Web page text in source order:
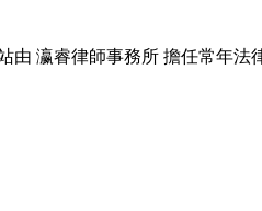
由 瀛睿律師事務所 擔任常年法